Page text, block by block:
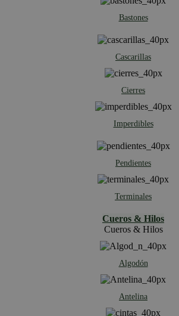
Bastones
Cascarillas
Cierres
Imperdibles
Pendientes
Terminales
Cueros & Hilos
Cueros & Hilos
Algodón
Antelina